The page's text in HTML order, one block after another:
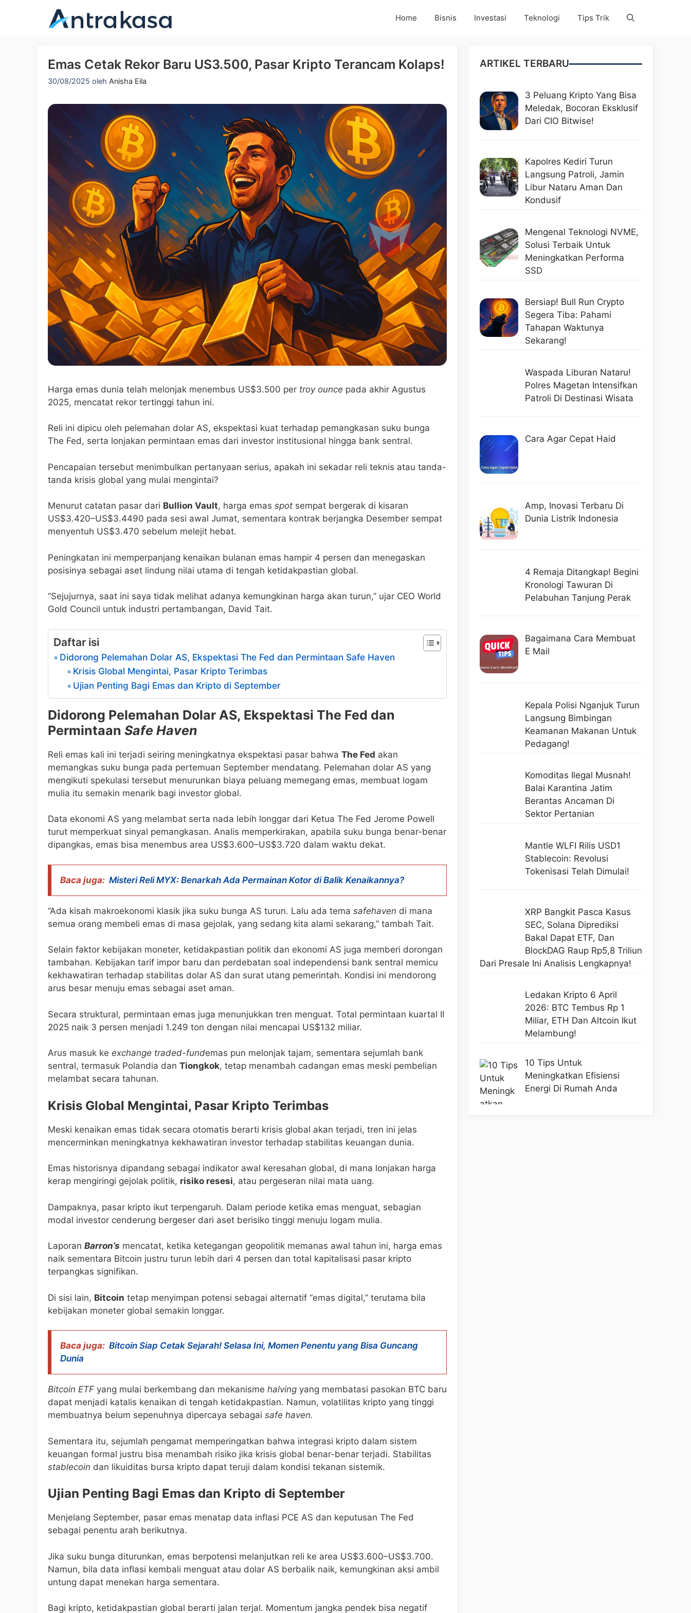
Home Bisnis Investasi Teknologi Tips Trik
Emas Cetak Rekor Baru US3.500, Pasar Kripto Terancam Kolaps!
30/08/2025 oleh Anisha Eila
Harga emas dunia telah melonjak menembus US$3.500 per troy ounce pada akhir Agustus
2025, mencatat rekor tertinggi tahun ini.
Reli ini dipicu oleh pelemahan dolar AS, ekspektasi kuat terhadap pemangkasan suku bunga
The Fed, serta lonjakan permintaan emas dari investor institusional hingga bank sentral.
Pencapaian tersebut menimbulkan pertanyaan serius, apakah ini sekadar reli teknis atau tanda-
tanda krisis global yang mulai mengintai?
Menurut catatan pasar dari Bullion Vault, harga emas spot sempat bergerak di kisaran
US$3.420–US$3.4490 pada sesi awal Jumat, sementara kontrak berjangka Desember sempat
menyentuh US$3.470 sebelum melejit hebat.
Peningkatan ini memperpanjang kenaikan bulanan emas hampir 4 persen dan menegaskan
posisinya sebagai aset lindung nilai utama di tengah ketidakpastian global.
“Sejujurnya, saat ini saya tidak melihat adanya kemungkinan harga akan turun,” ujar CEO World
Gold Council untuk industri pertambangan, David Tait.
Daftar isi
Didorong Pelemahan Dolar AS, Ekspektasi The Fed dan Permintaan Safe Haven
Krisis Global Mengintai, Pasar Kripto Terimbas
Ujian Penting Bagi Emas dan Kripto di September
Didorong Pelemahan Dolar AS, Ekspektasi The Fed dan
Permintaan Safe Haven
Reli emas kali ini terjadi seiring meningkatnya ekspektasi pasar bahwa The Fed akan
memangkas suku bunga pada pertemuan September mendatang. Pelemahan dolar AS yang
mengikuti spekulasi tersebut menurunkan biaya peluang memegang emas, membuat logam
mulia itu semakin menarik bagi investor global.
Data ekonomi AS yang melambat serta nada lebih longgar dari Ketua The Fed Jerome Powell
turut memperkuat sinyal pemangkasan. Analis memperkirakan, apabila suku bunga benar-benar
dipangkas, emas bisa menembus area US$3.600–US$3.720 dalam waktu dekat.
Baca juga: Misteri Reli MYX: Benarkah Ada Permainan Kotor di Balik Kenaikannya?
“Ada kisah makroekonomi klasik jika suku bunga AS turun. Lalu ada tema safehaven di mana
semua orang membeli emas di masa gejolak, yang sedang kita alami sekarang,” tambah Tait.
Selain faktor kebijakan moneter, ketidakpastian politik dan ekonomi AS juga memberi dorongan
tambahan. Kebijakan tarif impor baru dan perdebatan soal independensi bank sentral memicu
kekhawatiran terhadap stabilitas dolar AS dan surat utang pemerintah. Kondisi ini mendorong
arus besar menuju emas sebagai aset aman.
Secara struktural, permintaan emas juga menunjukkan tren menguat. Total permintaan kuartal II
2025 naik 3 persen menjadi 1.249 ton dengan nilai mencapai US$132 miliar.
Arus masuk ke exchange traded-fundemas pun melonjak tajam, sementara sejumlah bank
sentral, termasuk Polandia dan Tiongkok, tetap menambah cadangan emas meski pembelian
melambat secara tahunan.
Krisis Global Mengintai, Pasar Kripto Terimbas
Meski kenaikan emas tidak secara otomatis berarti krisis global akan terjadi, tren ini jelas
mencerminkan meningkatnya kekhawatiran investor terhadap stabilitas keuangan dunia.
Emas historisnya dipandang sebagai indikator awal keresahan global, di mana lonjakan harga
kerap mengiringi gejolak politik, risiko resesi, atau pergeseran nilai mata uang.
Dampaknya, pasar kripto ikut terpengaruh. Dalam periode ketika emas menguat, sebagian
modal investor cenderung bergeser dari aset berisiko tinggi menuju logam mulia.
Laporan Barron’s mencatat, ketika ketegangan geopolitik memanas awal tahun ini, harga emas
naik sementara Bitcoin justru turun lebih dari 4 persen dan total kapitalisasi pasar kripto
terpangkas signifikan.
Di sisi lain, Bitcoin tetap menyimpan potensi sebagai alternatif “emas digital,” terutama bila
kebijakan moneter global semakin longgar.
Baca juga: Bitcoin Siap Cetak Sejarah! Selasa Ini, Momen Penentu yang Bisa Guncang
Dunia
Bitcoin ETF yang mulai berkembang dan mekanisme halving yang membatasi pasokan BTC baru
dapat menjadi katalis kenaikan di tengah ketidakpastian. Namun, volatilitas kripto yang tinggi
membuatnya belum sepenuhnya dipercaya sebagai safe haven.
Sementara itu, sejumlah pengamat memperingatkan bahwa integrasi kripto dalam sistem
keuangan formal justru bisa menambah risiko jika krisis global benar-benar terjadi. Stabilitas
stablecoin dan likuiditas bursa kripto dapat teruji dalam kondisi tekanan sistemik.
Ujian Penting Bagi Emas dan Kripto di September
Menjelang September, pasar emas menatap data inflasi PCE AS dan keputusan The Fed
sebagai penentu arah berikutnya.
Jika suku bunga diturunkan, emas berpotensi melanjutkan reli ke area US$3.600–US$3.700.
Namun, bila data inflasi kembali menguat atau dolar AS berbalik naik, kemungkinan aksi ambil
untung dapat menekan harga sementara.
Bagi kripto, ketidakpastian global berarti jalan terjal. Momentum jangka pendek bisa negatif
ARTIKEL TERBARU
3 Peluang Kripto Yang Bisa
Meledak, Bocoran Eksklusif
Dari CIO Bitwise!
Kapolres Kediri Turun
Langsung Patroli, Jamin
Libur Nataru Aman Dan
Kondusif
Mengenal Teknologi NVME,
Solusi Terbaik Untuk
Meningkatkan Performa
SSD
Bersiap! Bull Run Crypto
Segera Tiba: Pahami
Tahapan Waktunya
Sekarang!
Waspada Liburan Nataru!
Polres Magetan Intensifkan
Patroli Di Destinasi Wisata
Cara Agar Cepat Haid
Amp, Inovasi Terbaru Di
Dunia Listrik Indonesia
4 Remaja Ditangkap! Begini
Kronologi Tawuran Di
Pelabuhan Tanjung Perak
Bagaimana Cara Membuat
E Mail
Kepala Polisi Nganjuk Turun
Langsung Bimbingan
Keamanan Makanan Untuk
Pedagang!
Komoditas Ilegal Musnah!
Balai Karantina Jatim
Berantas Ancaman Di
Sektor Pertanian
Mantle WLFI Rilis USD1
Stablecoin: Revolusi
Tokenisasi Telah Dimulai!
XRP Bangkit Pasca Kasus
SEC, Solana Diprediksi
Bakal Dapat ETF, Dan
BlockDAG Raup Rp5,8 Triliun
Dari Presale Ini Analisis Lengkapnya!
Ledakan Kripto 6 April
2026: BTC Tembus Rp 1
Miliar, ETH Dan Altcoin Ikut
Melambung!
10 Tips Untuk
Meningkatkan Efisiensi
Energi Di Rumah Anda